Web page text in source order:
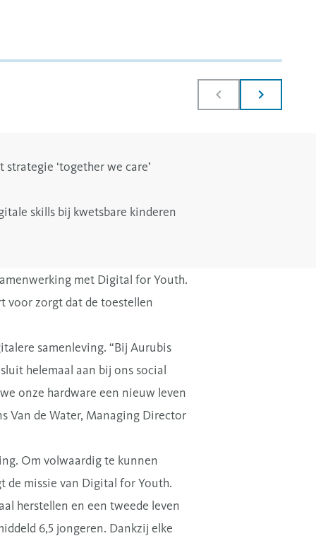
‘together we care’
skills bij kwetsbare kinderen
met Digital for Youth.
voor zorgt dat de toestellen
samenleving. “Bij Aurubis
helemaal aan bij ons social
onze hardware een nieuw leven
Van de Water, Managing Director
Om volwaardig te kunnen
de missie van Digital for Youth.
herstellen en een tweede leven
6,5 jongeren. Dankzij elke